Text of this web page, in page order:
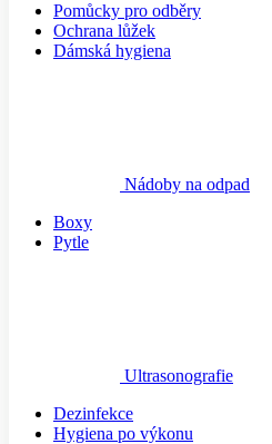
Pomůcky pro odběry
Ochrana lůžek
Dámská hygiena
Nádoby na odpad
Boxy
Pytle
Ultrasonografie
Dezinfekce
Hygiena po výkonu